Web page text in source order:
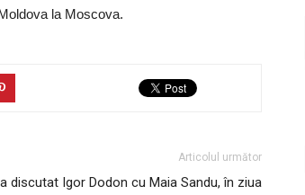
la Moscova.
Articolul următor
discutat Igor Dodon cu Maia Sandu, în ziua